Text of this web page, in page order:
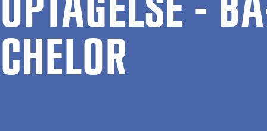
OP­TA­GEL­SE -
CHEL­OR